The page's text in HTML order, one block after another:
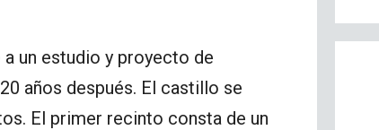
a un estudio y proyecto de
años después. El castillo se
El primer recinto consta de un